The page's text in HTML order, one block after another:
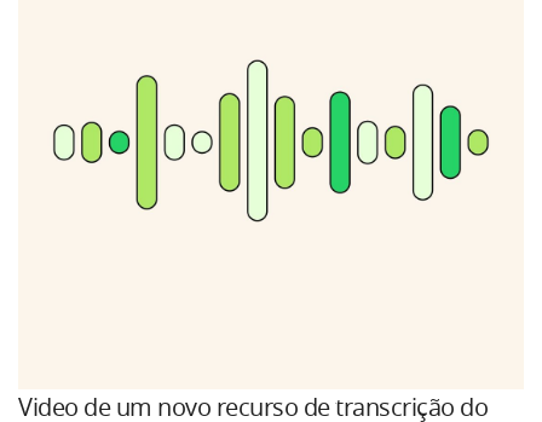
Video de um novo recurso de transcrição do